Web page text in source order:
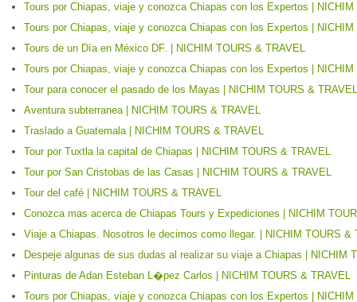
Tours por Chiapas, viaje y conozca Chiapas con los Expertos |
Tours por Chiapas, viaje y conozca Chiapas con los Expertos |
Tours de un Día en México DF. | NICHIM TOURS & TRAVEL
Tours por Chiapas, viaje y conozca Chiapas con los Expertos |
Tour para conocer el pasado de los Mayas | NICHIM TOURS & TRAVEL
Aventura subterranea | NICHIM TOURS & TRAVEL
Traslado a Guatemala | NICHIM TOURS & TRAVEL
Tour por Tuxtla la capital de Chiapas | NICHIM TOURS & TRAVEL
Tour por San Cristobas de las Casas | NICHIM TOURS & TRAVEL
Tour del café | NICHIM TOURS & TRAVEL
Conozca mas acerca de Chiapas Tours y Expediciones | NICHIM
Viaje a Chiapas. Nosotros le decimos como llegar. | NICHIM TOURS &
Despeje algunas de sus dudas al realizar su viaje a Chiapas | NICHIM
Pinturas de Adan Esteban L�pez Carlos | NICHIM TOURS & TRAVEL
Tours por Chiapas, viaje y conozca Chiapas con los Expertos |